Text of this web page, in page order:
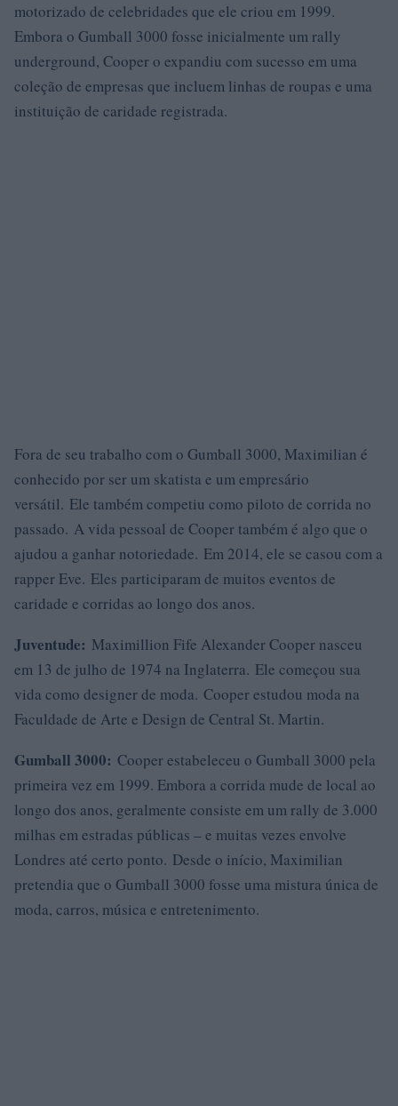
motorizado de celebridades que ele criou em 1999.
Embora o Gumball 3000 fosse inicialmente um rally
underground, Cooper o expandiu com sucesso em uma
coleção de empresas que incluem linhas de roupas e uma
instituição de caridade registrada.
Fora de seu trabalho com o Gumball 3000, Maximilian é
conhecido por ser um skatista e um empresário
versátil. Ele também competiu como piloto de corrida no
passado. A vida pessoal de Cooper também é algo que o
ajudou a ganhar notoriedade. Em 2014, ele se casou com a
rapper Eve. Eles participaram de muitos eventos de
caridade e corridas ao longo dos anos.
Juventude: Maximillion Fife Alexander Cooper nasceu
em 13 de julho de 1974 na Inglaterra. Ele começou sua
vida como designer de moda. Cooper estudou moda na
Faculdade de Arte e Design de Central St. Martin.
Gumball 3000: Cooper estabeleceu o Gumball 3000 pela
primeira vez em 1999. Embora a corrida mude de local ao
longo dos anos, geralmente consiste em um rally de 3.000
milhas em estradas públicas – e muitas vezes envolve
Londres até certo ponto. Desde o início, Maximilian
pretendia que o Gumball 3000 fosse uma mistura única de
moda, carros, música e entretenimento.